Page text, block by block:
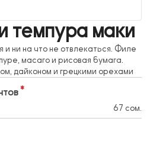
темпура маки
ни на что не отвлекаться. Филе
масаго и рисовая бумага.
дайконом и грецкими орехами
67 сом.